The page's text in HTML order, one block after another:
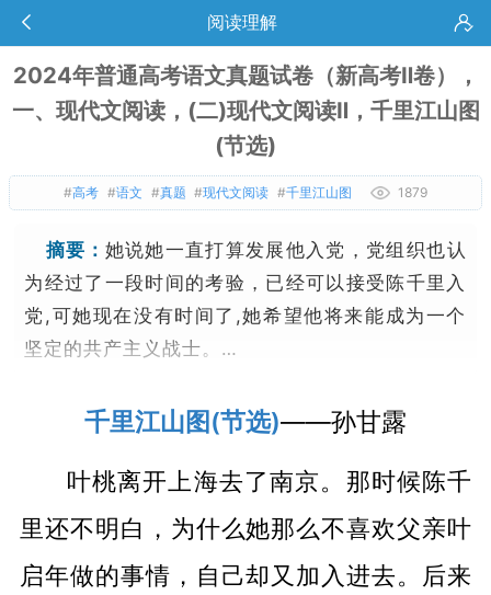
阅读理解
2024年普通高考语文真题试卷（新高考Ⅱ卷），
一、现代文阅读，(二)现代文阅读Ⅱ，千里江山图
(节选)
#高考 #语文 #真题 #现代文阅读 #千里江山图 1879
摘要： 她说她一直打算发展他入党，党组织也认
为经过了一段时间的考验，已经可以接受陈千里入
党,可她现在没有时间了,她希望他将来能成为一个
坚定的共产主义战士。…
千里江山图(节选)——孙甘露
叶桃离开上海去了南京。那时候陈千
里还不明白，为什么她那么不喜欢父亲叶
启年做的事情，自己却又加入进去。后来